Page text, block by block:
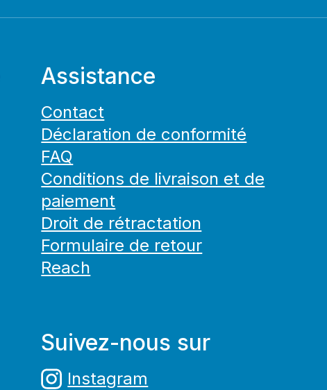
Assistance
Contact
Déclaration de conformité
FAQ
Conditions de livraison et de
paiement
Droit de rétractation
Formulaire de retour
Reach
Suivez-nous sur
Instagram